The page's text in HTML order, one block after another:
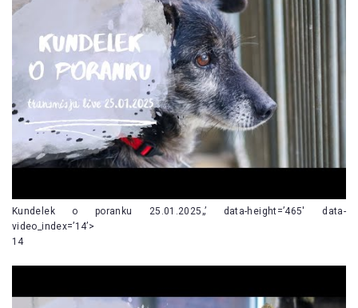
Kundelek o poranku 25.01.2025„’ data-height=’465′ data-
video_index=’14’>
14